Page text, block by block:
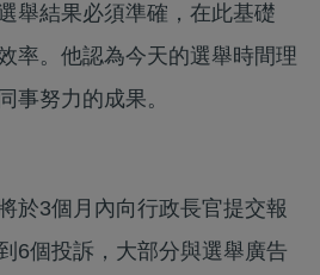
舉結果必須準確，在此基礎
率。他認為今天的選舉時間理
事努力的成果。
於3個月內向行政長官提交報
6個投訴，大部分與選舉廣告